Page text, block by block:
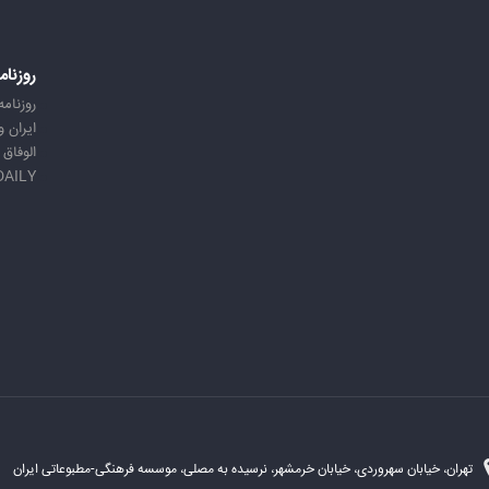
الوفاق
تهران، خیابان سهروردی، خیابان خرمشهر، نرسیده به مصلی، موسسه فرهنگی-مطبوعاتی ایران